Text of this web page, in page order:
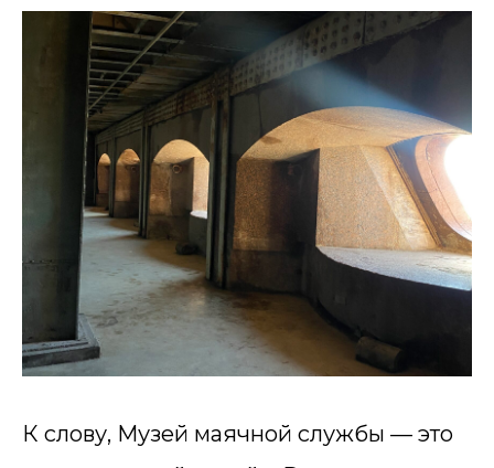
К слову, Музей маячной службы — это